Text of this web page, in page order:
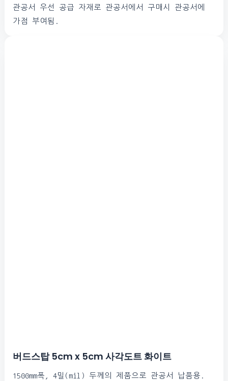
관공서 우선 공급 자재로 관공서에서 구매시 관공서에
가점 부여됨.
버드스탑 5cm x 5cm 사각도트 화이트​
1500mm폭, 4밀(mil) 두께의 제품으로 관공서 납품용.